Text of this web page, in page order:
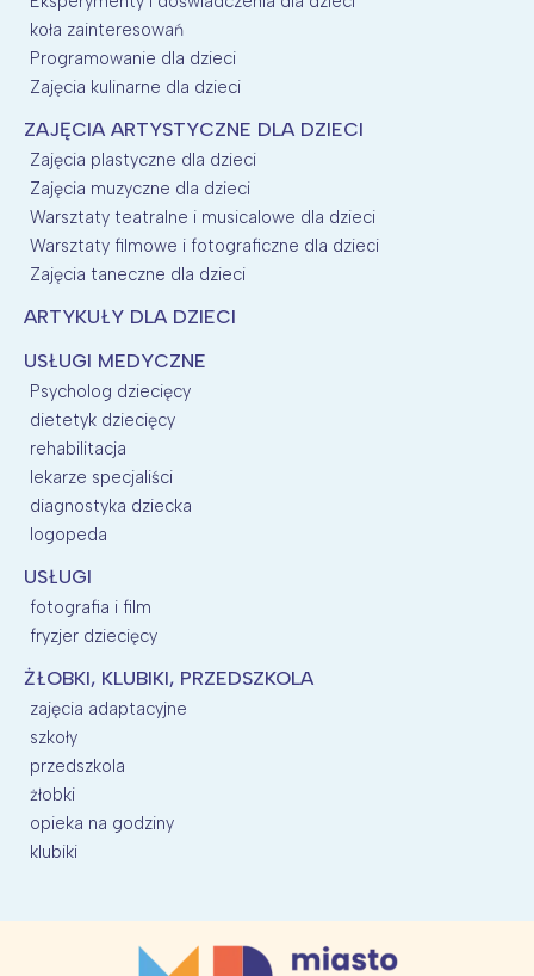
koła zainteresowań
Programowanie dla dzieci
Zajęcia kulinarne dla dzieci
ZAJĘCIA ARTYSTYCZNE DLA DZIECI
Zajęcia plastyczne dla dzieci
Zajęcia muzyczne dla dzieci
Warsztaty teatralne i musicalowe dla dzieci
Warsztaty filmowe i fotograficzne dla dzieci
Zajęcia taneczne dla dzieci
ARTYKUŁY DLA DZIECI
USŁUGI MEDYCZNE
Psycholog dziecięcy
dietetyk dziecięcy
rehabilitacja
lekarze specjaliści
diagnostyka dziecka
logopeda
USŁUGI
fotografia i film
fryzjer dziecięcy
ŻŁOBKI, KLUBIKI, PRZEDSZKOLA
zajęcia adaptacyjne
szkoły
przedszkola
żłobki
opieka na godziny
klubiki